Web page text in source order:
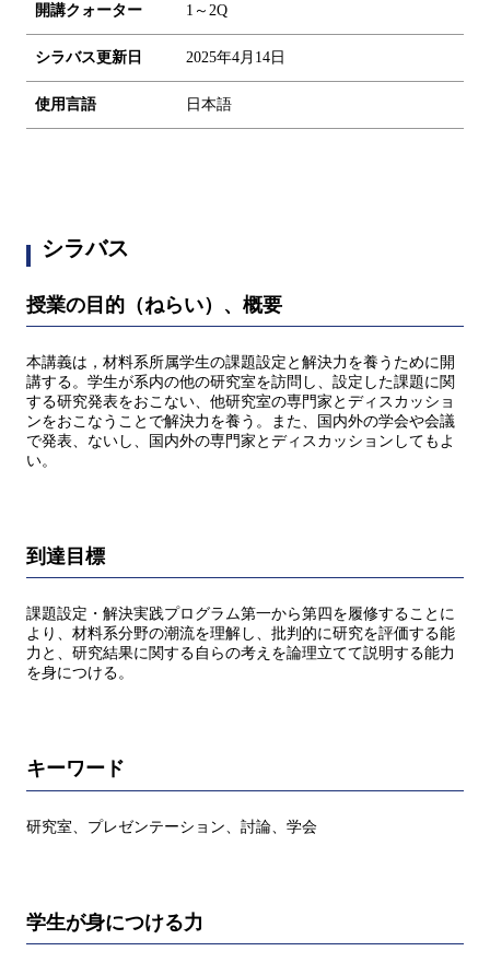
開講クォーター 1～2Q
シラバス更新日 2025年4月14日
使用言語 日本語
シラバス
授業の目的（ねらい）、概要
本講義は，材料系所属学生の課題設定と解決力を養うために開
講する。学生が系内の他の研究室を訪問し、設定した課題に関
する研究発表をおこない、他研究室の専門家とディスカッショ
ンをおこなうことで解決力を養う。また、国内外の学会や会議
で発表、ないし、国内外の専門家とディスカッションしてもよ
い。
到達目標
課題設定・解決実践プログラム第一から第四を履修することに
より、材料系分野の潮流を理解し、批判的に研究を評価する能
力と、研究結果に関する自らの考えを論理立てて説明する能力
を身につける。
キーワード
研究室、プレゼンテーション、討論、学会
学生が身につける力